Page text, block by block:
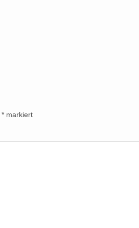
* markiert